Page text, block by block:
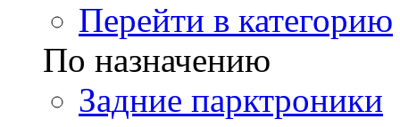
Перейти в категорию
По назначению
Задние парктроники